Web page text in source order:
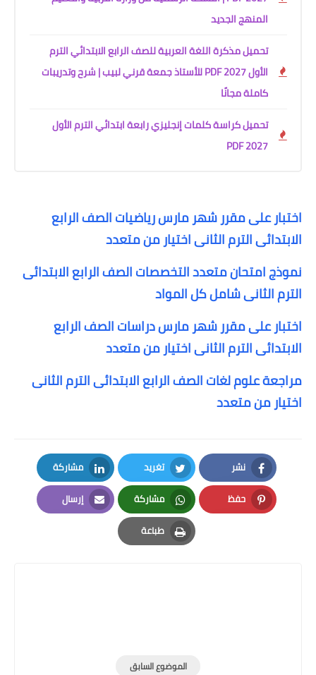
المنهج الجديد
تحميل مذكرة اللغة العربية للصف الرابع الابتدائي الترم
الأول 2027 PDF للأستاذ جمعة قرني لبيب | شرح وتدريبات
كاملة مجانًا
تحميل كراسة كلمات إنجليزي رابعة ابتدائي الترم الأول
2027 PDF
اختبار على مقرر شهر مارس رياضيات الصف الرابع
الابتدائى الترم الثانى اختيار من متعدد
نموذج امتحان متعدد التخصصات الصف الرابع الابتدائى
الترم الثانى شامل كل المواد
اختبار على مقرر شهر مارس دراسات الصف الرابع
الابتدائى الترم الثانى اختيار من متعدد
مراجعة علوم لغات الصف الرابع الابتدائى الترم الثانى
اختيار من متعدد
نشر
Facebook
تغريد
Twitter
مشاركة
LinkedIn
حفظ
Pinterest
مشاركة
Whatsapp
إرسال
Email
طباعة
Print
الموضوع السابق